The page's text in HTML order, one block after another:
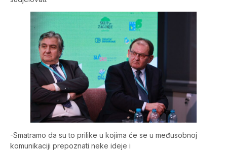
-Smatramo da su to prilike u kojima će se u međusobnoj
komunikaciji prepoznati neke ideje i